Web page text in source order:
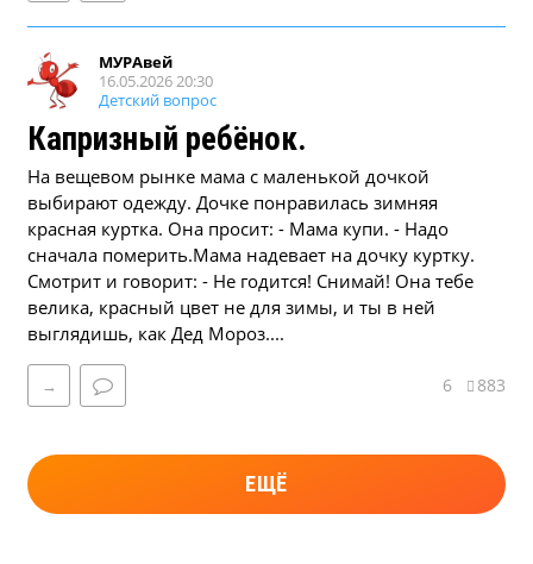
МУРАвей
16.05.2026 20:30
Детский вопрос
Капризный ребёнок.
На вещевом рынке мама с маленькой дочкой
выбирают одежду. Дочке понравилась зимняя
красная куртка. Она просит: - Мама купи. - Надо
сначала померить.Мама надевает на дочку куртку.
Смотрит и говорит: - Не годится! Снимай! Она тебе
велика, красный цвет не для зимы, и ты в ней
выглядишь, как Дед Мороз....
→ 6 883
ЕЩЁ